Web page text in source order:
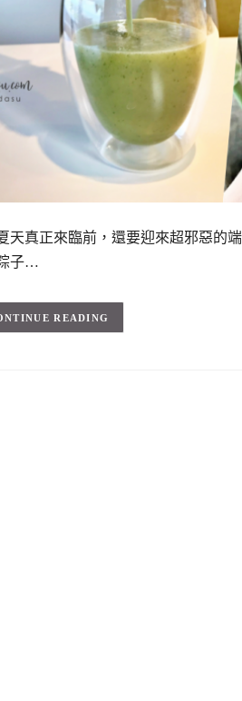
天真正來臨前，還要迎來超邪惡的
子…
READING